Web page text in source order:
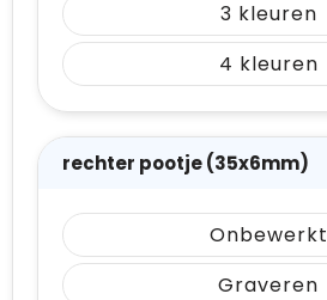
3
4
rechter pootje (35x6mm)
Onbewerkt
Graveren